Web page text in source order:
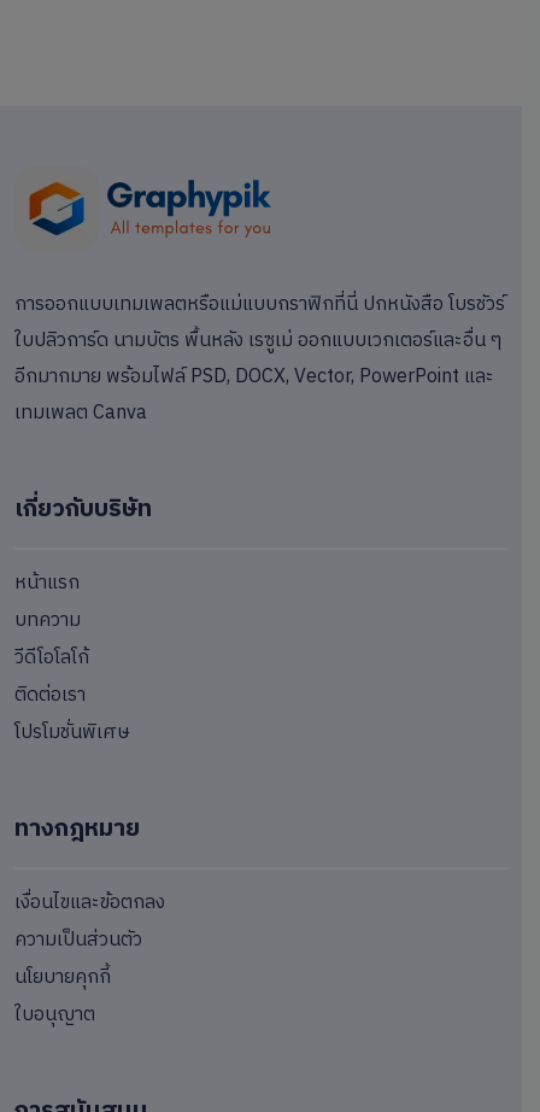
การออกแบบเทมเพลตหรือแม่แบบกราฟิกที่นี่ ปกหนังสือ โบรชัวร์
ใบปลิวการ์ด นามบัตร พื้นหลัง เรซูเม่ ออกแบบเวกเตอร์และอื่น ๆ
อีกมากมาย พร้อมไฟล์ PSD, DOCX, Vector, PowerPoint และ
เทมเพลต Canva
เกี่ยวกับบริษัท
หน้าแรก
บทความ
วีดีโอโลโก้
ติดต่อเรา
โปรโมชั่นพิเศษ
ทางกฎหมาย
เงื่อนไขและข้อตกลง
ความเป็นส่วนตัว
นโยบายคุกกี้
ใบอนุญาต